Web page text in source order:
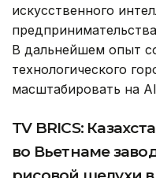
искусственного
В дальнейшем опыт
технологического
масштабировать на
TV BRICS:
во Вьетнаме